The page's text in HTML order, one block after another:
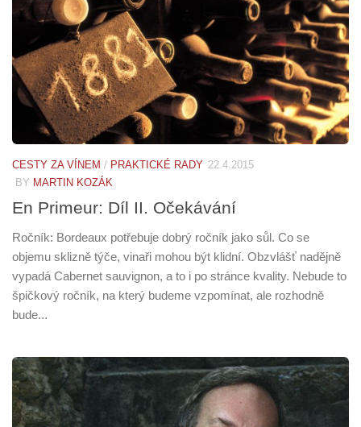
CESTY ZA VÍNEM / PRAKTICKÉ RADY 22.4.2015
BY MARTIN KOZÁK
En Primeur: Díl II. Očekávání
Ročník: Bordeaux potřebuje dobrý ročník jako sůl. Co se
objemu sklizně týče, vinaři mohou být klidní. Obzvlášť nadějně
vypadá Cabernet sauvignon, a to i po stránce kvality. Nebude to
špičkový ročník, na který budeme vzpomínat, ale rozhodně
bude...